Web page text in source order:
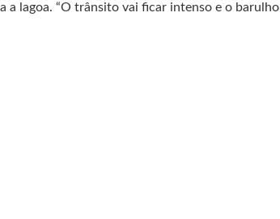
a lagoa. “O trânsito vai ficar intenso e o barulho